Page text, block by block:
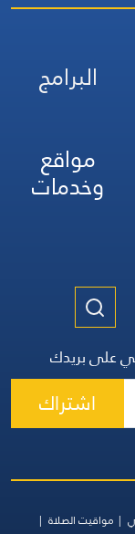
البرامج
مواقع
وخدمات
على بريدك
اشتراك
مواقيت الصلاة